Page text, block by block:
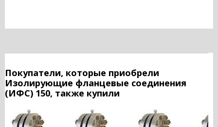
Покупатели, которые приобрели
Изолирующие фланцевые соединения
(ИФС) 150, также купили